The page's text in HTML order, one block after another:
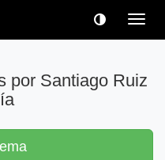
por Santiago Ruiz